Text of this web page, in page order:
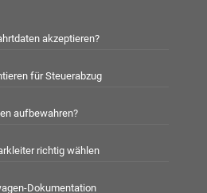
akzeptieren?
für Steuerabzug
aufbewahren?
richtig wählen
Dokumentation